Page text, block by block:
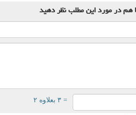
همدر مورد این مطلبنظر دهید
= ۳ بعلاوه ۲